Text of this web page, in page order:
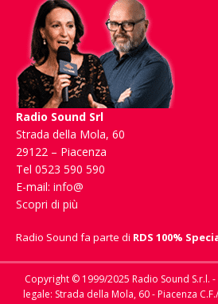
Radio Sound Srl
Strada della Mola, 60
29122 – Piacenza
Tel 0523 590 590
E-mail: info@
Scopri di più
Radio Sound fa parte di RDS 100%
Copyright © 1999/2025 Radio Sound S.r.l.
legale: Strada della Mola, 60 - Piacenza